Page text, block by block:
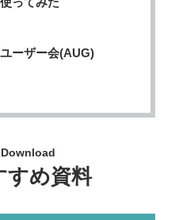
ーザー会(AUG)
Download
すめ資料